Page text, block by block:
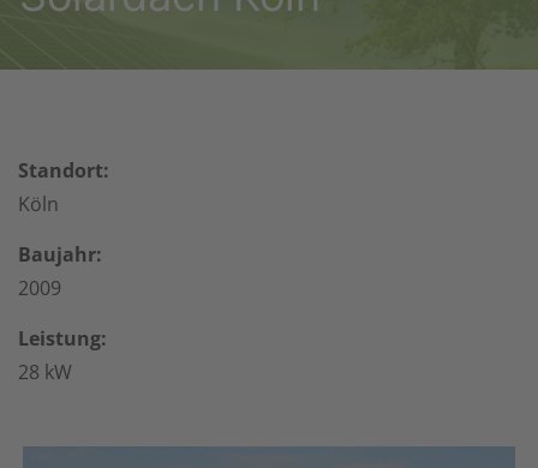
Standort:
Köln
Baujahr:
2009
Leistung:
28 kW